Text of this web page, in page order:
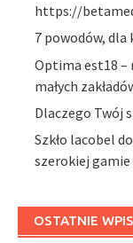
https://
7 powodów,
Optima est18 –
małych
Dlaczego Twój
Szkło lacobel
szerokiej
OSTATNIE